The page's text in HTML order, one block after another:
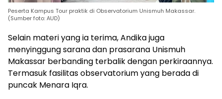
Peserta Kampus Tour praktik di Observatorium Unismuh Makassar.
(Sumber foto: AUD)
Selain materi yang ia terima, Andika juga
menyinggung sarana dan prasarana Unismuh
Makassar berbanding terbalik dengan perkiraannya.
Termasuk fasilitas observatorium yang berada di
puncak Menara Iqra.